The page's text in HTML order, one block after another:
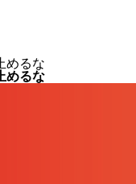
めるな
めるな